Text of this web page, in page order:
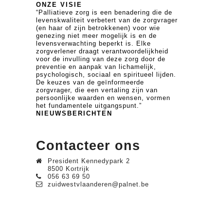
ONZE VISIE
“Palliatieve zorg is een benadering die de
levenskwaliteit verbetert van de zorgvrager
(en haar of zijn betrokkenen) voor wie
genezing niet meer mogelijk is en de
levensverwachting beperkt is. Elke
zorgverlener draagt verantwoordelijkheid
voor de invulling van deze zorg door de
preventie en aanpak van lichamelijk,
psychologisch, sociaal en spiritueel lijden.
De keuzes van de geïnformeerde
zorgvrager, die een vertaling zijn van
persoonlijke waarden en wensen, vormen
het fundamentele uitgangspunt.”
NIEUWSBERICHTEN
Contacteer ons
President Kennedypark 2
8500 Kortrijk
056 63 69 50
zuidwestvlaanderen@palnet.be